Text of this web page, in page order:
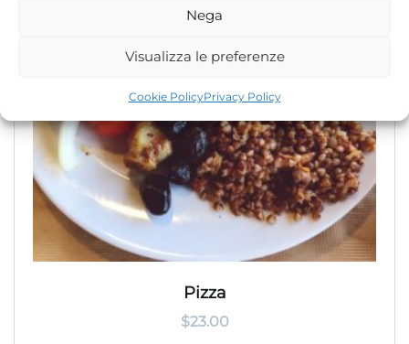
Nega
Visualizza le preferenze
Cookie PolicyPrivacy Policy
Pizza
$23.00